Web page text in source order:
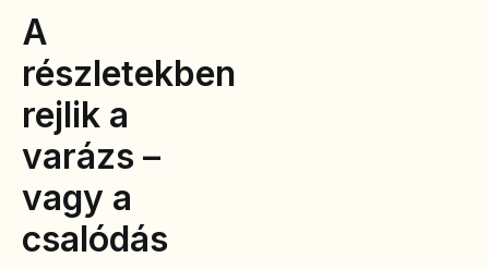
A
részletekben
rejlik a
varázs –
vagy a
csalódás